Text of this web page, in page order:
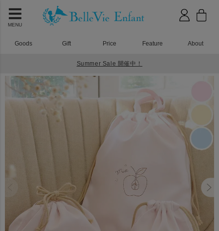
MENU
Goods Gift Price Feature About
Summer Sale 開催中！
ジョリー 巾着バッグ ３点セット